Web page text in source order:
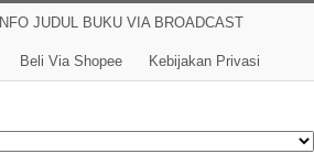
INFO JUDUL BUKU VIA BROADCAST
Beli Via Shopee Kebijakan Privasi